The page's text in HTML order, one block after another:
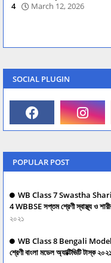
4
March 12, 2026
SOCIAL PLUGIN
POPULAR POST
WB Class 7 Swastha
4 WBBSE সপ্তম শ্রেণী স্বাস্থ্য ও
২০২১
WB Class 8 Bengali
শ্রেণী বাংলা মডেল অ্যাক্টিভিটি টাস্ক